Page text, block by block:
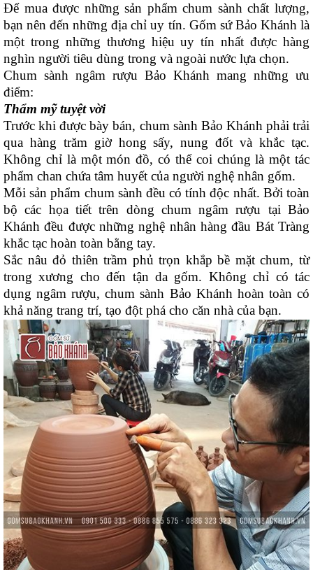
Để mua được những sản phẩm chum sành chất lượng,
bạn nên đến những địa chỉ uy tín. Gốm sứ Bảo Khánh là
một trong những thương hiệu uy tín nhất được hàng
nghìn người tiêu dùng trong và ngoài nước lựa chọn.
Chum sành ngâm rượu Bảo Khánh mang những ưu
điểm:
Thẩm mỹ tuyệt vời
Trước khi được bày bán, chum sành Bảo Khánh phải trải
qua hàng trăm giờ hong sấy, nung đốt và khắc tạc.
Không chỉ là một món đồ, có thể coi chúng là một tác
phẩm chan chứa tâm huyết của người nghệ nhân gốm.
Mỗi sản phẩm chum sành đều có tính độc nhất. Bởi toàn
bộ các họa tiết trên dòng chum ngâm rượu tại Bảo
Khánh đều được những nghệ nhân hàng đầu Bát Tràng
khắc tạc hoàn toàn bằng tay.
Sắc nâu đỏ thiên trầm phủ trọn khắp bề mặt chum, từ
trong xương cho đến tận da gốm. Không chỉ có tác
dụng ngâm rượu, chum sành Bảo Khánh hoàn toàn có
khả năng trang trí, tạo đột phá cho căn nhà của bạn.